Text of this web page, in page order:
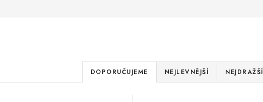
Ř
a
DOPORUČUJEME NEJLEVNĚJŠÍ NEJDRAŽŠÍ